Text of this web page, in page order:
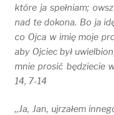
które ja spełniam;
nad te dokona. Bo ja
co Ojca w imię moje
aby Ojciec był
mnie prosić będziecie
14, 7-14
,,Ja, Jan, ujrzałem